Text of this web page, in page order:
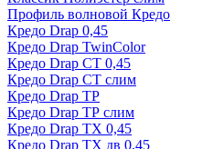
Профиль волновой Кредо
Кредо Drap 0,45
Кредо Drap TwinColor
Кредо Drap СТ 0,45
Кредо Drap СТ слим
Кредо Drap ТР
Кредо Drap ТР слим
Кредо Drap ТХ 0,45
Кредо Drap ТХ дв 0,45